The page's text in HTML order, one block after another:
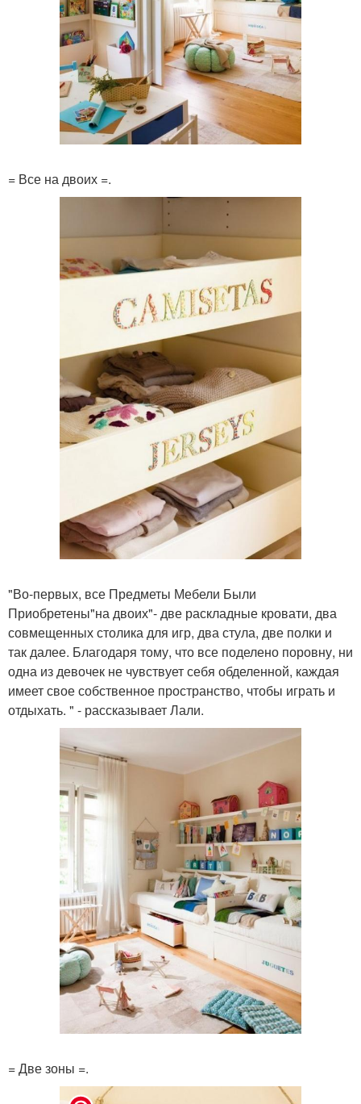
= Все на двоих =.
"Во-первых, все Предметы Мебели Были
Приобретены"на двоих"- две раскладные кровати, два
совмещенных столика для игр, два стула, две полки и
так далее. Благодаря тому, что все поделено поровну, ни
одна из девочек не чувствует себя обделенной, каждая
имеет свое собственное пространство, чтобы играть и
отдыхать. " - рассказывает Лали.
= Две зоны =.